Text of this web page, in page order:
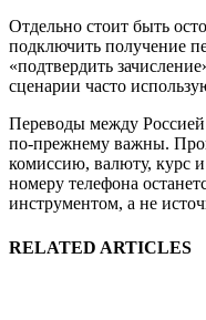
Отдельно стоит быть
подключить получение
«подтвердить
сценарии часто
Переводы между
по-прежнему важны.
комиссию, валюту, курс
номеру телефона
инструментом, а не
RELATED ARTICLES